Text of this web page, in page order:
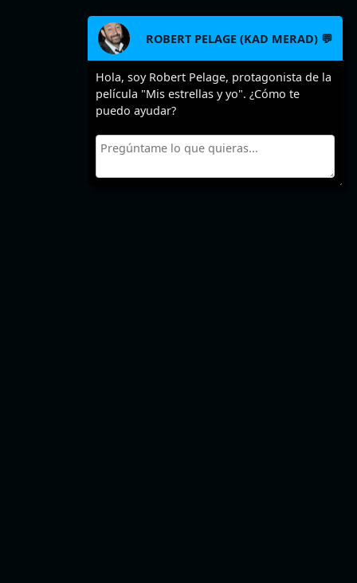
ROBERT PELAGE (KAD MERAD) 💬
Hola, soy Robert Pelage, protagonista de la
película "Mis estrellas y yo". ¿Cómo te
puedo ayudar?